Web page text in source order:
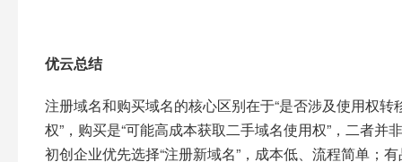
优云总结​
注册域名和购买域名的核心区别在于“是否涉及使用权
权”，购买是“可能高成本获取二手域名使用权”，二者
初创企业优先选择“注册新域名”，成本低、流程简单；